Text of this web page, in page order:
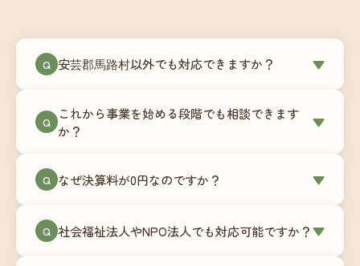
Q 安芸郡馬路村以外でも対応できますか？ ▼
す。Zoomやチャットツールを使ったオンラインで
のやり取りが中心ですので、地域を問わずサポー
地域の事業者さまにご利用いただいています。
Q
これから事業を始める段階でも相談できます
か？
▼
180,000円〜）をご用意しています。事業計画の段
談にも対応しています。
Q なぜ決算料が0円なのですか？ ▼
次で進めています。そのため、決算時に追加の作
Q 社会福祉法人やNPO法人でも対応可能ですか？▼